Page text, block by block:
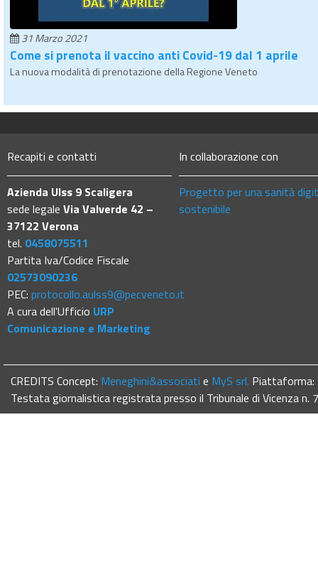
31 Marzo 2021
Come si prenota il vaccino anti Covid-19 dal 1 aprile
La nuova modalità di prenotazione della Regione Veneto
Recapiti e contatti
Azienda Ulss 9 Scaligera
sede legale Via Valverde 42 –
37122 Verona
tel. 0458075511
Partita Iva/Codice Fiscale
02573090236
PEC: protocollo.aulss9@pecveneto.it
A cura dell'Ufficio URP
Comunicazione e Marketing
In collaborazione con
Progetto per una sanità
sostenibile
CREDITS Concept: Meneghini&associati e MyS srl. Piattaforma:
Testata giornalistica registrata presso il Tribunale di Vicenza n.